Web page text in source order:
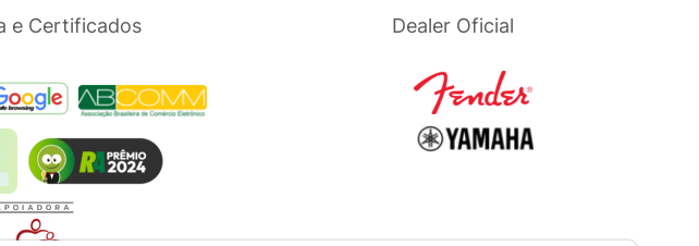
e Certificados Dealer Oficial